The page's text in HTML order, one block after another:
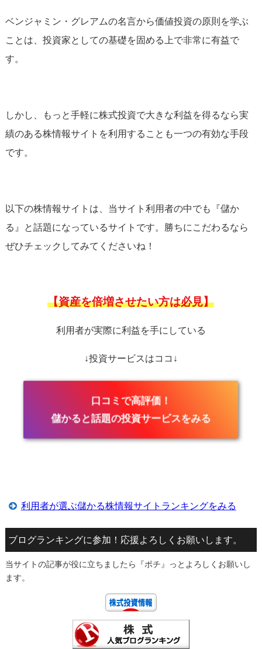
ベンジャミン・グレアムの名言から価値投資の原則を学ぶ
ことは、投資家としての基礎を固める上で非常に有益で
す。
しかし、もっと手軽に株式投資で大きな利益を得るなら実
績のある株情報サイトを利用することも一つの有効な手段
です。
以下の株情報サイトは、当サイト利用者の中でも『儲か
る』と話題になっているサイトです。勝ちにこだわるなら
ぜひチェックしてみてくださいね！
【資産を倍増させたい方は必見】
利用者が実際に利益を手にしている
↓投資サービスはココ↓
口コミで高評価！
儲かると話題の投資サービスをみる
利用者が選ぶ儲かる株情報サイトランキングをみる
ブログランキングに参加！応援よろしくお願いします。
当サイトの記事が役に立ちましたら『ポチ』っとよろしくお願いし
ます。